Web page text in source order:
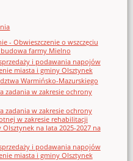
- Obwieszczenie o wszczęciu
farmy Mielno
i podawania napojów
miasta i gminy Olsztynek
Warmińsko-Mazurskiego
zadania w zakresie ochrony
zadania w zakresie ochrony
w zakresie rehabilitacji
na lata 2025-2027 na
i podawania napojów
miasta i gminy Olsztynek